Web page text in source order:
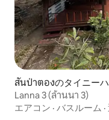
สันป่าตองのタイニー
Lanna 3 (ล้านนา 3)
エアコン · バスルーム ·